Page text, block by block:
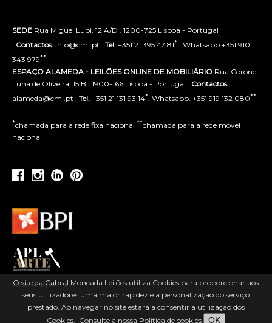
O site da Cabral Moncada Leilões utiliza Cookies para proporcionar aos
seus utilizadores uma maior rapidez e a personalização do serviço
prestado. Ao navegar no site estará a consentir a utilização dos
Cookies.
Consulte a nossa Política de cookies OK
SEDE Rua Miguel Lupi, 12 A/D . 1200-725 Lisboa - Portugal
Contactos: info@cml.pt . Tel. +351 21 395 47 81* . Whatsapp +351 910
343 979**
ESPAÇO ALAMEDA - LEILÕES ONLINE DE MOBILIÁRIO Rua Coronel
Luna de Oliveira, 15 B . 1900-166 Lisboa - Portugal . Contactos:
alameda@cml.pt . Tel. +351 21 131 93 14* . Whatsapp. +351 919 132 080**
*chamada para a rede fixa nacional **chamada para a rede móvel
nacional
Powered by ACLSI